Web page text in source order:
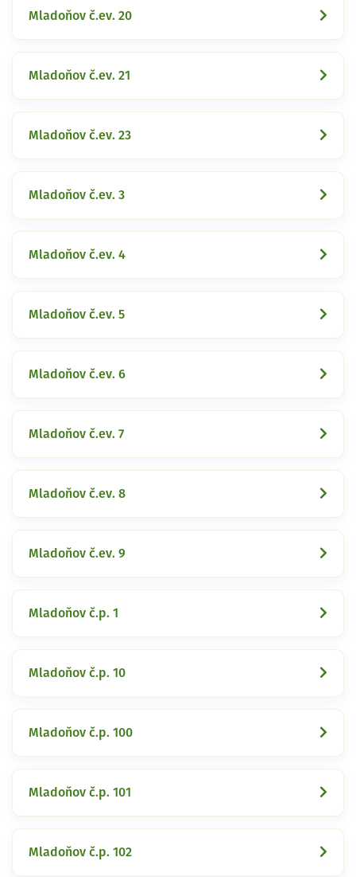
Mladoňov č.ev. 20
Mladoňov č.ev. 21
Mladoňov č.ev. 23
Mladoňov č.ev. 3
Mladoňov č.ev. 4
Mladoňov č.ev. 5
Mladoňov č.ev. 6
Mladoňov č.ev. 7
Mladoňov č.ev. 8
Mladoňov č.ev. 9
Mladoňov č.p. 1
Mladoňov č.p. 10
Mladoňov č.p. 100
Mladoňov č.p. 101
Mladoňov č.p. 102